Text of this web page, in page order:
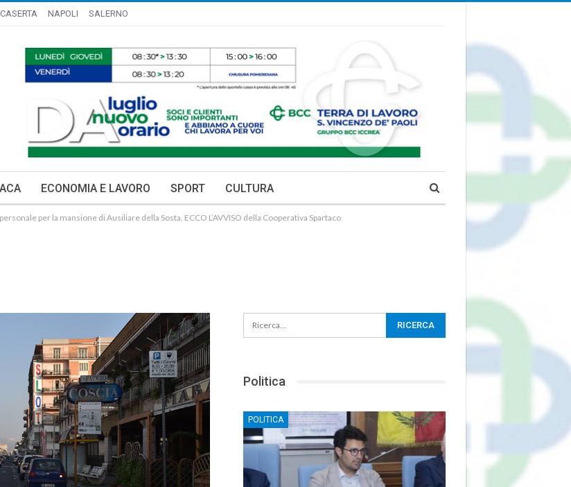
CASERTA NAPOLI SALERNO
ECONOMIA E LAVORO SPORT CULTURA
per la mansione di Ausiliare della Sosta. ECCO L’AVVISO della Cooperativa Spartaco
Politica
POLITICA